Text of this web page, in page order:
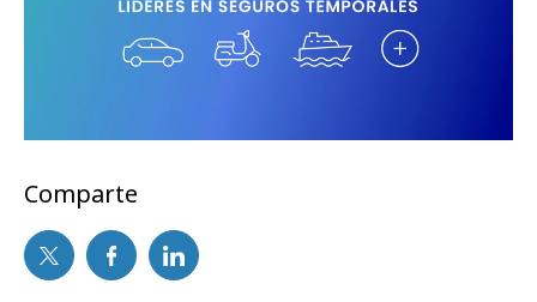
Comparte